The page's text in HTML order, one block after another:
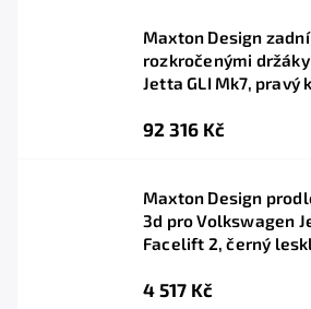
Maxton Design
rozkročenými
Jetta GLI Mk7, pravý
92 316 Kč
Maxton Design
3d pro Volkswagen
Facelift 2, černý
4 517 Kč